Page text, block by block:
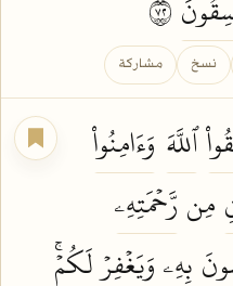
نسخ مشاركة
ٱللَّهَ وَءَامِنُواْ
مِن رَّحۡمَتِهِۦ
بِهِۦوَيَغۡفِرۡلَكُمۡۚ